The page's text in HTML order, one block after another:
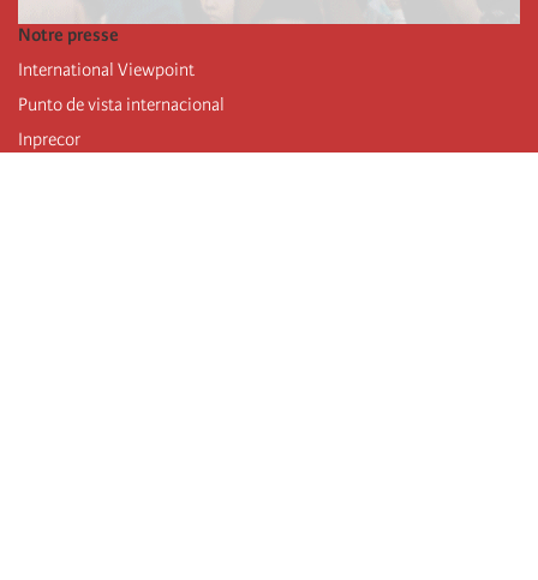
Notre presse
International Viewpoint
Punto de vista internacional
Inprecor